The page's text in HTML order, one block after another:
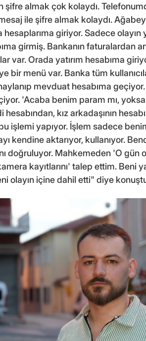
şifre almak çok kolaydı.
ile şifre almak kolaydı.
giriyor. Sadece olayın
girmiş. Bankanın faturalardan
var. Orada yatırım hesabıma
bir menü var. Banka tüm
mevduat hesabıma
'Acaba benim param mı, yoksa
kız arkadaşının
işlemi yapıyor. İşlem sadece
kendine aktarıyor, kullanıyor.
doğruluyor. Mahkemeden 'O gün
kayıtlarını' talep ettim. Beni
olayın içine dahil etti" diye